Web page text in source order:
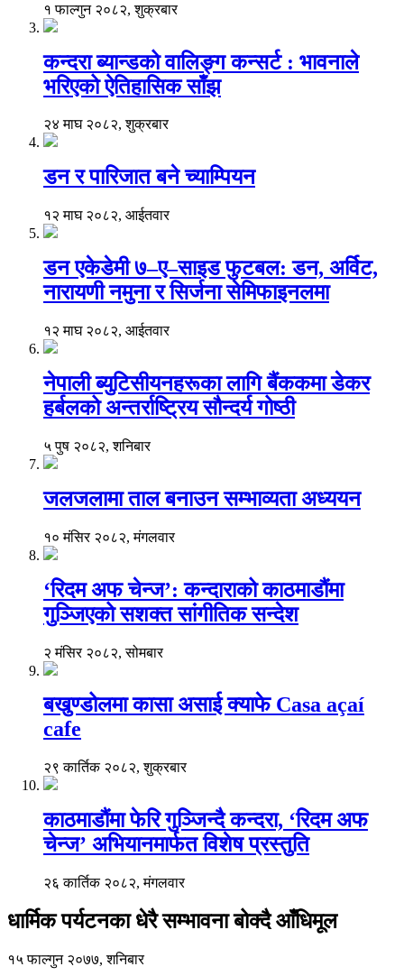
१ फाल्गुन २०८२, शुक्रबार
कन्दरा ब्यान्डको वालिङ्ग कन्सर्ट : भावनाले
भरिएको ऐतिहासिक साँझ
२४ माघ २०८२, शुक्रबार
डन र पारिजात बने च्याम्पियन
१२ माघ २०८२, आईतवार
डन एकेडेमी ७–ए–साइड फुटबल: डन, अर्विट,
नारायणी नमुना र सिर्जना सेमिफाइनलमा
१२ माघ २०८२, आईतवार
नेपाली ब्युटिसीयनहरूका लागि बैंककमा डेकर
हर्बलको अन्तर्राष्ट्रिय सौन्दर्य गोष्ठी
५ पुष २०८२, शनिबार
जलजलामा ताल बनाउन सम्भाव्यता अध्ययन
१० मंसिर २०८२, मंगलवार
‘रिदम अफ चेन्ज’: कन्दाराको काठमाडौंमा
गुञ्जिएको सशक्त सांगीतिक सन्देश
२ मंसिर २०८२, सोमबार
बखुण्डोलमा कासा असाई क्याफे Casa açaí
cafe
२९ कार्तिक २०८२, शुक्रबार
काठमाडौंमा फेरि गुञ्जिन्दै कन्दरा, ‘रिदम अफ
चेन्ज’ अभियानमार्फत विशेष प्रस्तुति
२६ कार्तिक २०८२, मंगलवार
धार्मिक पर्यटनका धेरै सम्भावना बोक्दै आँधिमूल
१५ फाल्गुन २०७७, शनिबार